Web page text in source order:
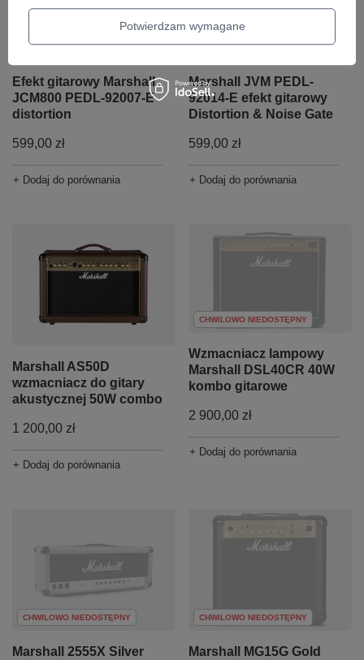
Efekt gitarowy Marshall
JCM800 PEDL-92007-E
distortion
599,00 zł
+ Dodaj do porównania
Marshall JVM PEDL-
92014-E efekt gitarowy
Distortion & Noise Gate
599,00 zł
+ Dodaj do porównania
Marshall AS50D
wzmacniacz do gitary
akustycznej 50W combo
1 200,00 zł
+ Dodaj do porównania
CHWILOWO NIEDOSTĘPNY
Wzmacniacz lampowy
Marshall DSL40CR 40W
kombo gitarowe
2 900,00 zł
+ Dodaj do porównania
CHWILOWO NIEDOSTĘPNY
Marshall 2555X Silver
CHWILOWO NIEDOSTĘPNY
Marshall MG15G Gold
Potwierdzam wymagane